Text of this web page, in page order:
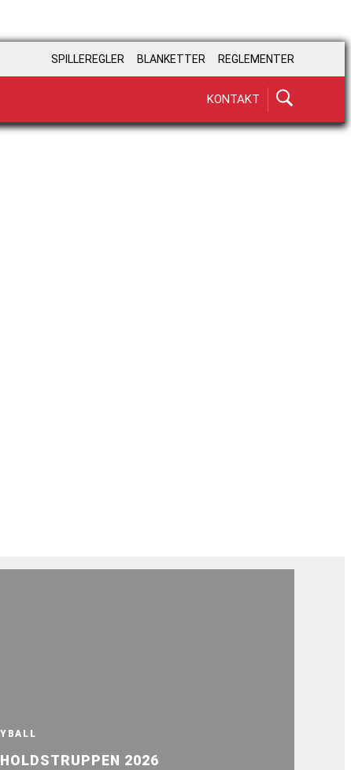
SPILLEREGLER BLANKETTER REGLEMENTER
KONTAKT
2026